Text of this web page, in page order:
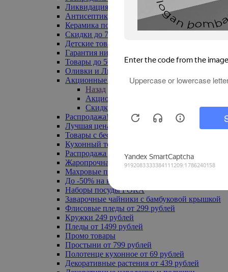
Ликвидация до -70%
Антисептики
Керамика по 129 руб
Скидки до 70%
Детские товары
Гарантия низкой цены
Товары до 500 руб
Оливки и Лимоны
Акционные товары
Назад
Акционные товары
Скидка 20% по промокоду
Распродажа! Ульяновск до -70%
Лучшая цена
Товары с бесплатной доставкой
Кухонный текстиль
Распродажа до -50%
Жаропрочная посуда
Махровые полотенца
До -50% на ковры
Наборы посуды FORA
Заварочные чайники с бамбуковой крышкой
Флисовые пледы от 299 рублей
Кружки 249 рублей
Пледы от 1499 рублей
Промо товары
Простыни от 799 рублей
Полотенце кухонное от 69 рублей
Декоративные растения от 439 рублей